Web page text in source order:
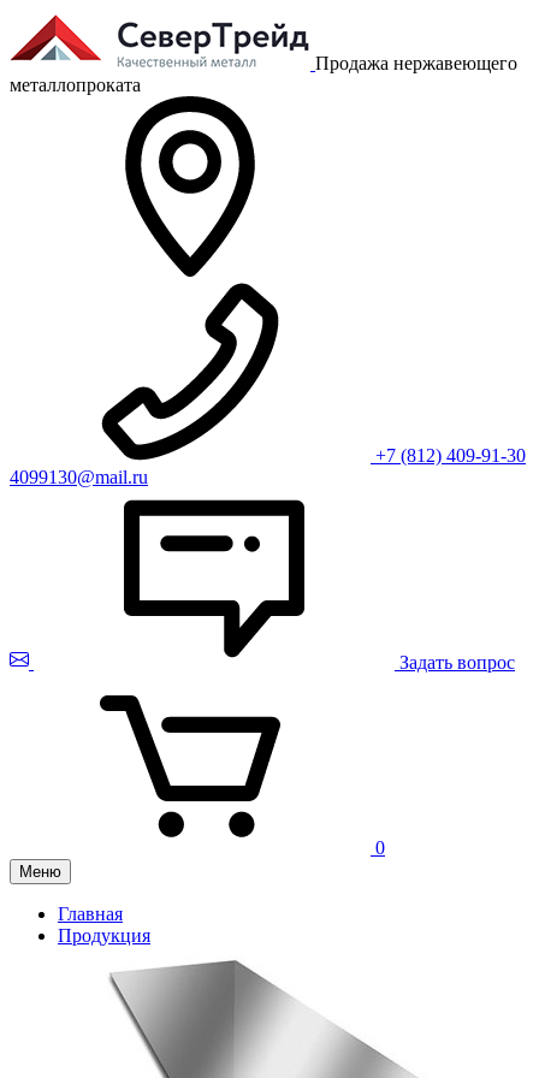
Продажа нержавеющего
металлопроката
+7 (812) 409-91-30
4099130@mail.ru
Задать вопрос
0
Меню
Главная
Продукция